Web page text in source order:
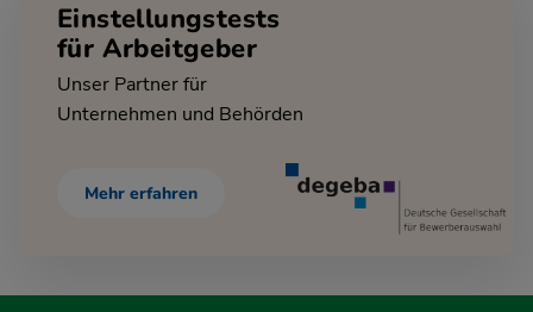
Einstellungstests
für Arbeitgeber
Unser Partner für
Unternehmen und Behörden
Mehr erfahren